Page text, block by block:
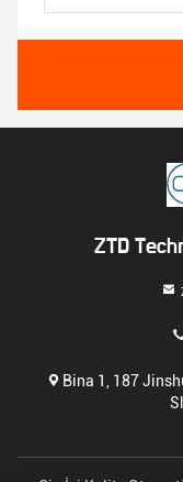
ZTD
Bina 1, 187